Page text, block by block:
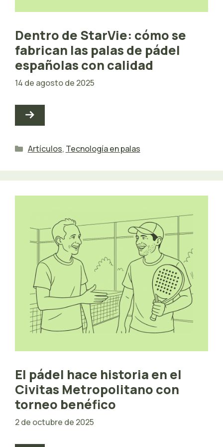
Dentro de StarVie: cómo se
fabrican las palas de pádel
españolas con calidad
14 de agosto de 2025
Categorías
Artículos, Tecnología en palas
El pádel hace historia en el
Civitas Metropolitano con
torneo benéfico
2 de octubre de 2025